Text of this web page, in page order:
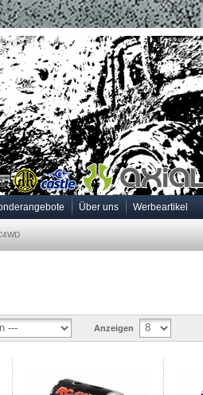
Über uns Werbeartikel
Anzeigen